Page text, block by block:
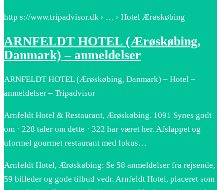
http s://www.tripadvisor.dk › … › Hotel Ærøskøbing
ARNFELDT HOTEL (Ærøskøbing,
Danmark) – anmeldelser
ARNFELDT HOTEL (Ærøskøbing, Danmark) – Hotel –
anmeldelser – Tripadvisor
Arnfeldt Hotel & Restaurant, Ærøskøbing. 1091 Synes godt
om · 228 taler om dette · 322 har været her. Afslappet og
uformel gourmet restaurant med fokus…
Arnfeldt Hotel, Ærøskøbing: Se 58 anmeldelser fra rejsende,
59 billeder og gode tilbud vedr. Arnfeldt Hotel, placeret som